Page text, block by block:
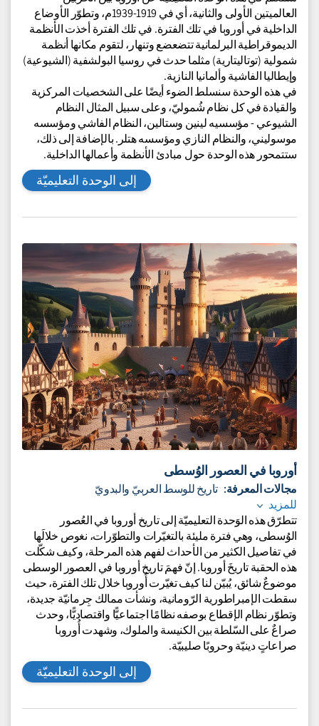
أوروبا بين الحربين العالميتين
وحدة تعليميّة عابرة المجالات
مجالات المعرفة: تاريخ للوسط العربيّ والبدويّ,
تاريخ الدروز
للمزيد
سنتعلم في هذه الوحدة التعليمية عن أوروبا بين الحربين
العالميتين الأولى والثانية، أي في 1919-1939م، وتطوّر الأوضاع
الداخلية في أوروبا في تلك الفترة. في تلك الفترة أخذت الأنظمة
الديموقراطية البرلمانية تتضعضع وتنهار، لتقوم مكانها أنظمة
شمولية (توتاليتارية) مثلما حدث في روسيا البولشفية (الشيوعية)
الشيوعي - مؤسسيه لينين وستالين، النظام الفاشي ومؤسسه
موسوليني، والنظام النازي ومؤسسه هتلر. بالإضافة إلى ذلك،
ستتمحور هذه الوحدة حول مبادئ الأنظمة وأعمالها الداخلية.
إلى الوحدة التعليميّة
أوروبا في العصور الوُسطى
مجالات المعرفة: تاريخ للوسط العربيّ والبدويّ
للمزيد
تتطرّق هذه الوَحدة التعليميّة إلى تاريخ أوروبا في العُصور
الوُسطى، وهي فترة مليئة بالتغيّرات والتطوّرات، نغوص خلالَها
في تفاصيل الكثير من الأحداث لفهم هذه المرحلة، وكيف شكّلت
هذه الحقبة تاريخَ أوروبا. إنّ فهمَ تاريخ أوروبا في العصور الوسطى